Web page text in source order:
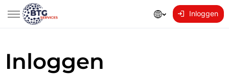
Inloggen
Inloggen